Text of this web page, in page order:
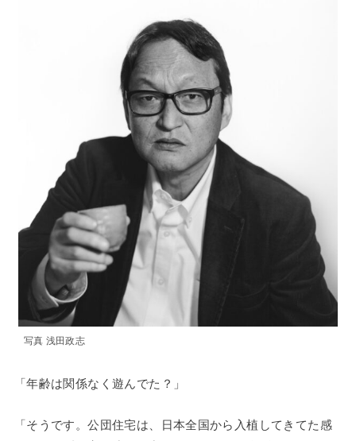
写真 浅田政志
「年齢は関係なく遊んでた？」
「そうです。公団住宅は、日本全国から入植してきてた感